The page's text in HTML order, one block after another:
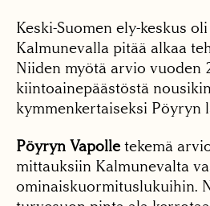
Keski-Suomen ely-keskus
Kalmunevalla pitää alkaa
Niiden myötä arvio vuoden
kiintoainepäästöstä
kymmenkertaiseksi Pöyryn
Pöyryn Vapolle tekemä
mittauksiin Kalmunevalta
ominaiskuormituslukuihin.